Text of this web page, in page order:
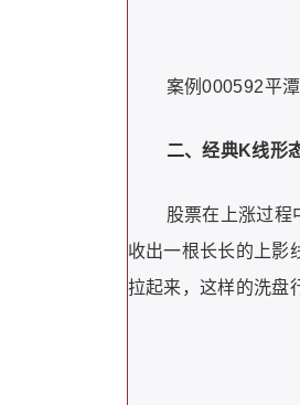
案例000592平
二、经典K线形
股票在上涨过程
收出一根长长的上影
拉起来，这样的洗盘